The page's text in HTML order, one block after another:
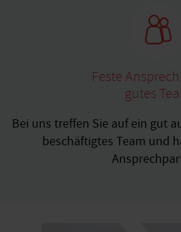
Feste
gutes
Bei uns treffen Sie auf ein gut
beschäftigtes Team und